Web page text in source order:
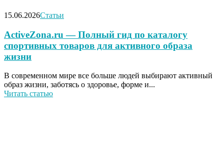
15.06.2026Статьи
ActiveZona.ru — Полный гид по каталогу
спортивных товаров для активного образа
жизни
В современном мире все больше людей выбирают активный
образ жизни, заботясь о здоровье, форме и...
Читать статью